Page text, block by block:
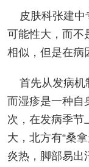
皮肤科张建
可能性大，而不
相似，但是在病
首先从发病机
而湿疹是一种自
次，在发病季节
大，北方有“桑
炎热，脚部易出